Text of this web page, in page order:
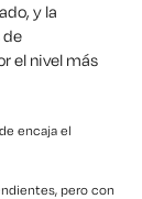
y la
de
el nivel más
encaja el
pero con